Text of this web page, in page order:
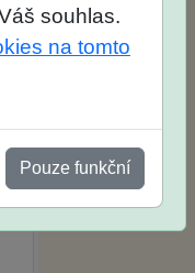
souhlas.
na tomto
Pouze funkční